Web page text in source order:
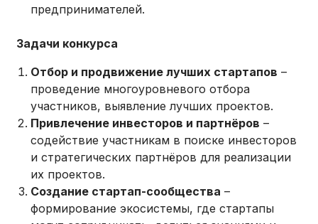
предпринимателей.
Задачи конкурса
Отбор и продвижение лучших стартапов –
проведение многоуровневого отбора
участников, выявление лучших проектов.
Привлечение инвесторов и партнёров –
содействие участникам в поиске инвесторов
и стратегических партнёров для реализации
их проектов.
Создание стартап-сообщества –
формирование экосистемы, где стартапы